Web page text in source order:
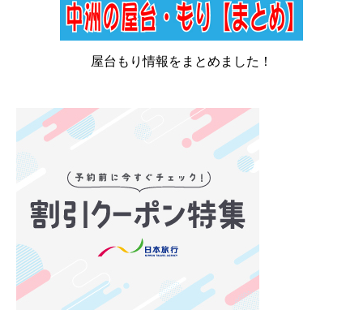
屋台もり情報をまとめました！